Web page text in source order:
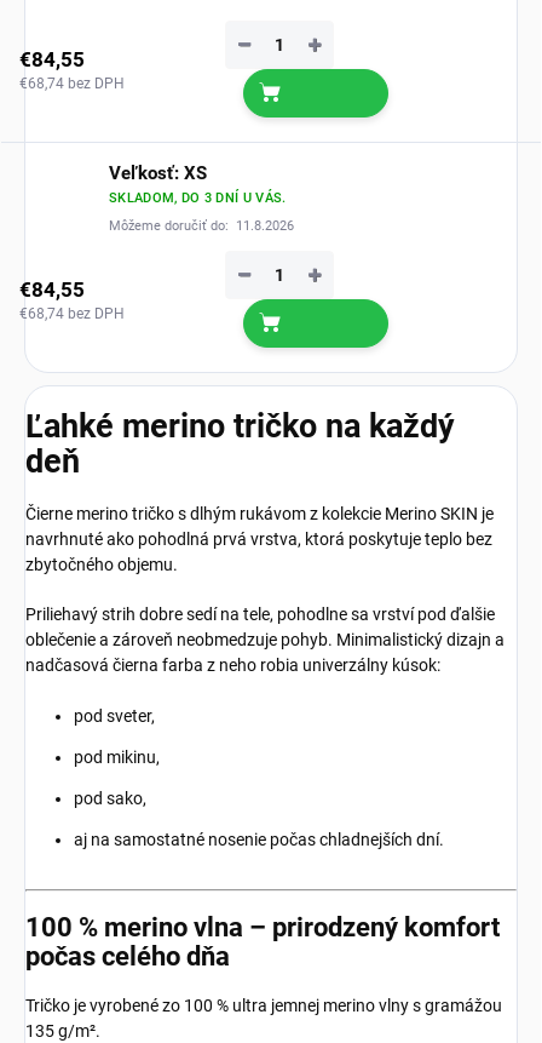
€84,55
€68,74 bez DPH
+
−
Veľkosť: XS
SKLADOM, DO 3 DNÍ U VÁS.
Môžeme doručiť do:
11.8.2026
€84,55
€68,74 bez DPH
+
−
Ľahké merino tričko na každý
deň
Čierne merino tričko s dlhým rukávom z kolekcie Merino SKIN je
navrhnuté ako pohodlná prvá vrstva, ktorá poskytuje teplo bez
zbytočného objemu.
Priliehavý strih dobre sedí na tele, pohodlne sa vrství pod ďalšie
oblečenie a zároveň neobmedzuje pohyb. Minimalistický dizajn a
nadčasová čierna farba z neho robia univerzálny kúsok:
pod sveter,
pod mikinu,
pod sako,
aj na samostatné nosenie počas chladnejších dní.
100 % merino vlna – prirodzený komfort
počas celého dňa
Tričko je vyrobené zo 100 % ultra jemnej merino vlny s gramážou
135 g/m².